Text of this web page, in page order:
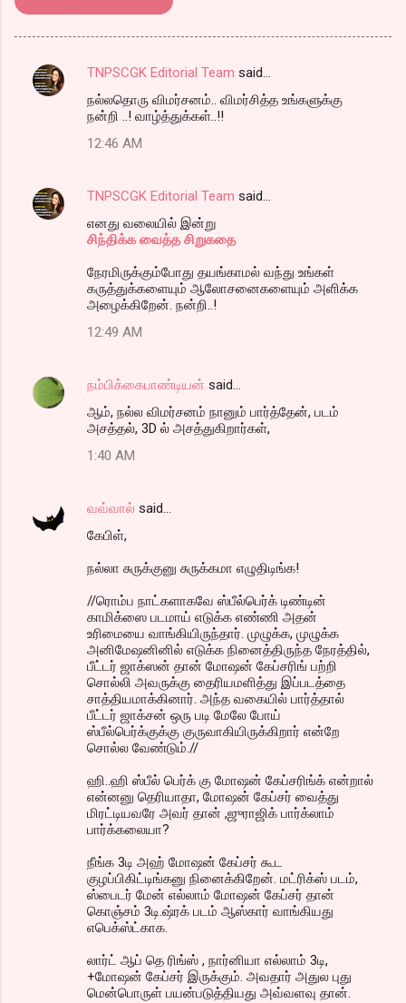
C
n
TNPSCGK Editorial Team said…
நல்லதொரு விமர்சனம்.. விமர்சித்த உங்களுக்கு
நன்றி ..! வாழ்த்துக்கள்..!!
12:46 AM
TNPSCGK Editorial Team said…
எனது வலையில் இன்று
சிந்திக்க வைத்த சிறுகதை
நேரமிருக்கும்போது தயங்காமல் வந்து உங்கள்
கருத்துக்களையும் ஆலோசனைகளையும் அளிக்க
அழைக்கிறேன். நன்றி..!
12:49 AM
நம்பிக்கைபாண்டியன் said…
ஆம், நல்ல விமர்சனம் நானும் பார்த்தேன், படம்
அசத்தல், 3D ல் அசத்துகிறார்கள்,
1:40 AM
வவ்வால் said…
கேபிள்,
நல்லா சுருக்குனு சுருக்கமா எழுதிடிங்க!
//ரொம்ப நாட்களாகவே ஸ்பீல்பெர்க் டிண்டின்
காமிக்ஸை படமாய் எடுக்க எண்ணி அதன்
உரிமையை வாங்கியிருந்தார். முழுக்க, முழுக்க
அனிமேஷனினில் எடுக்க நினைத்திருந்த நேரத்தில்,
பீட்டர் ஜாக்ஸன் தான் மோஷன் கேப்சரிங் பற்றி
சொல்லி அவருக்கு தைரியமளித்து இப்படத்தை
சாத்தியமாக்கினார். அந்த வகையில் பார்த்தால்
பீட்டர் ஜாக்சன் ஒரு படி மேலே போய்
ஸ்பீல்பெர்க்குக்கு குருவாகியிருக்கிறார் என்றே
சொல்ல வேண்டும்.//
ஹி..ஹி ஸ்பீல் பெர்க் கு மோஷன் கேப்சரிங்க் என்றால்
என்னனு தெரியாதா, மோஷன் கேப்சர் வைத்து
மிரட்டியவரே அவர் தான் ,ஜுராஜிக் பார்க்லாம்
பார்க்கலையா?
நீங்க 3டி அஹ் மோஷன் கேப்சர் கூட
குழப்பிகிட்டிங்கனு நினைக்கிறேன். மட்ரிக்ஸ் படம்,
ஸ்பைடர் மேன் எல்லாம் மோஷன் கேப்சர் தான்
கொஞ்சம் 3டி.ஷ்ரக் படம் ஆஸ்கார் வாங்கியது
எபெக்ஸ்ட்காக.
லார்ட் ஆப் தெ ரிங்ஸ் , நார்னியா எல்லாம் 3டி,
+மோஷன் கேப்சர் இருக்கும். அவதார் அதுல புது
மென்பொருள் பயன்படுத்தியது அவ்வளவு தான்.